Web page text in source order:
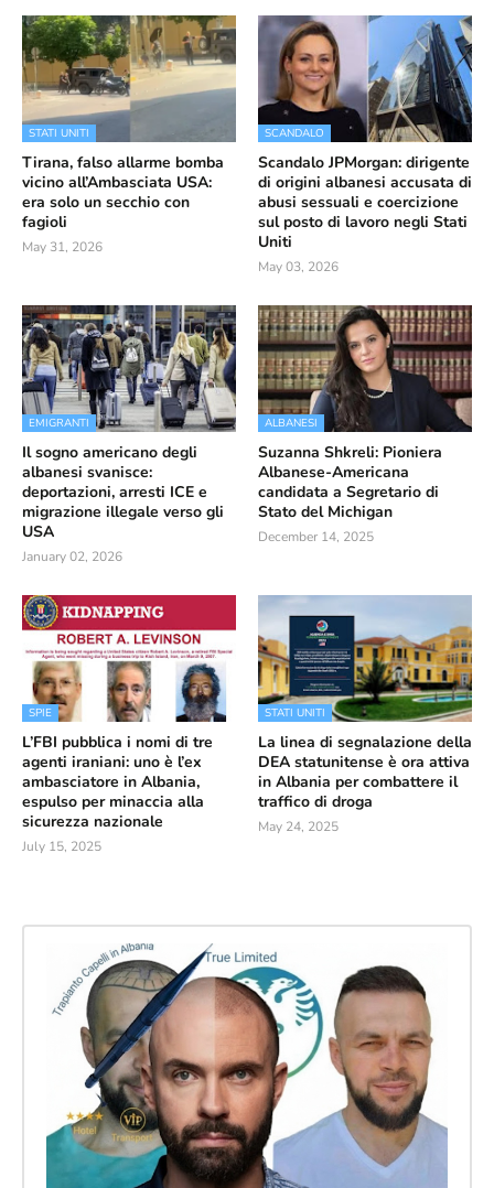
STATI UNITI
Tirana, falso allarme bomba
vicino all’Ambasciata USA:
era solo un secchio con
fagioli
May 31, 2026
SCANDALO
Scandalo JPMorgan: dirigente
di origini albanesi accusata di
abusi sessuali e coercizione
sul posto di lavoro negli Stati
Uniti
May 03, 2026
EMIGRANTI
Il sogno americano degli
albanesi svanisce:
deportazioni, arresti ICE e
migrazione illegale verso gli
USA
January 02, 2026
ALBANESI
Suzanna Shkreli: Pioniera
Albanese-Americana
candidata a Segretario di
Stato del Michigan
December 14, 2025
SPIE
L’FBI pubblica i nomi di tre
agenti iraniani: uno è l’ex
ambasciatore in Albania,
espulso per minaccia alla
sicurezza nazionale
July 15, 2025
STATI UNITI
La linea di segnalazione della
DEA statunitense è ora attiva
in Albania per combattere il
traffico di droga
May 24, 2025